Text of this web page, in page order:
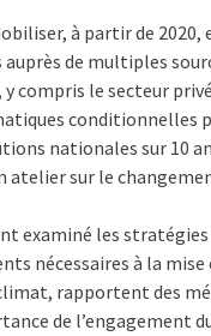
à partir de 2020,
de multiples
compris le secteur
conditionnelles
nationales sur 10
atelier sur le
examiné les
nécessaires à la mise
rapportent des
de l’engagement